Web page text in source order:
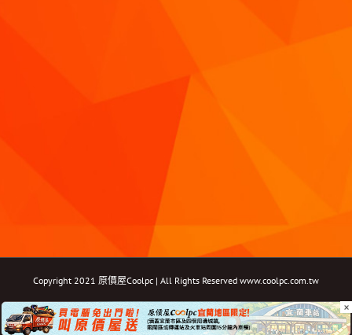
Copyright 2021 原價屋Coolpc | All Rights Reserved www.coolpc.com.tw
FacebookInstagramYouTubeTwitterEmail: ×